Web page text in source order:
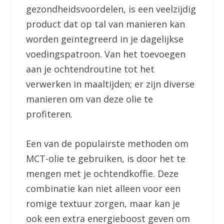
gezondheidsvoordelen, is een veelzijdig
product dat op tal van manieren kan
worden geïntegreerd in je dagelijkse
voedingspatroon. Van het toevoegen
aan je ochtendroutine tot het
verwerken in maaltijden; er zijn diverse
manieren om van deze olie te
profiteren.
Een van de populairste methoden om
MCT-olie te gebruiken, is door het te
mengen met je ochtendkoffie. Deze
combinatie kan niet alleen voor een
romige textuur zorgen, maar kan je
ook een extra energieboost geven om